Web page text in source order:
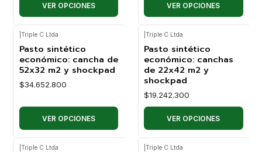
VER OPCIONES VER OPCIONES
Triple C Ltda
Pasto sintético
económico: cancha de
52x32 m2 y shockpad
$34.652.800
VER OPCIONES
Triple C Ltda
Pasto sintético
económico: canchas
de 22x42 m2 y
shockpad
$19.242.300
VER OPCIONES
Triple C Ltda Triple C Ltda